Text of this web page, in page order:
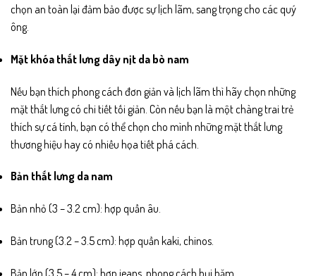
chọn an toàn lại đảm bảo được sự lịch lãm, sang trọng cho các quý
ông.
Mặt khóa thắt lưng dây nịt da bò nam
Nếu bạn thích phong cách đơn giản và lịch lãm thì hãy chọn những
mặt thắt lưng có chi tiết tối giản. Còn nếu bạn là một chàng trai trẻ
thích sự cá tính, bạn có thể chọn cho mình những mặt thắt lưng
thương hiệu hay có nhiều họa tiết phá cách.
Bản thắt lưng da nam
Bản nhỏ (3 – 3.2 cm): hợp quần âu.
Bản trung (3.2 – 3.5 cm): hợp quần kaki, chinos.
Bản lớn (3.5 – 4 cm): hợp jeans, phong cách bụi bặm